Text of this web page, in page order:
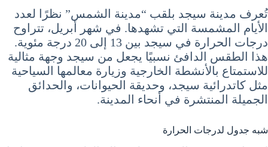
تُعرف مدينة سيجد بلقب “مدينة الشمس” نظرًا لعدد
الأيام المشمسة التي تشهدها. في شهر أبريل، تتراوح
درجات الحرارة في سيجد بين 13 إلى 20 درجة مئوية.
هذا الطقس الدافئ نسبيًا يجعل من سيجد وجهة مثالية
للاستمتاع بالأنشطة الخارجية وزيارة معالمها السياحية
مثل كاتدرائية سيجد، وحديقة الحيوانات، والحدائق
الجميلة المنتشرة في أنحاء المدينة.
شبه جدول لدرجات الحرارة